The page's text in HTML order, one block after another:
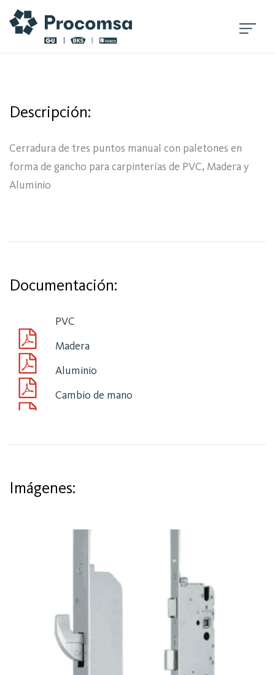
Descripción:
Cerradura de tres puntos manual con paletones en
forma de gancho para carpinterías de PVC, Madera y
Aluminio
Documentación:
PVC
Madera
Aluminio
Cambio de mano
Imágenes: